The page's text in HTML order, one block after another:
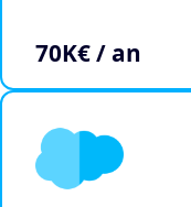
70K€ / an